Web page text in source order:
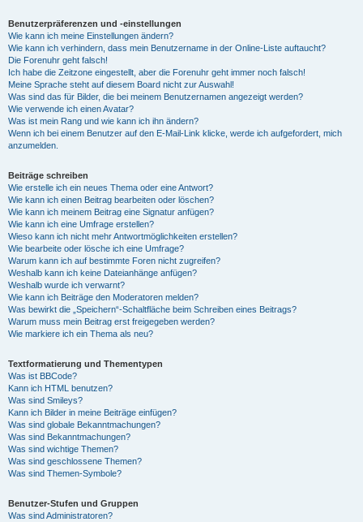
Benutzerpräferenzen und -einstellungen
Wie kann ich meine Einstellungen ändern?
Wie kann ich verhindern, dass mein Benutzername in der Online-Liste auftaucht?
Die Forenuhr geht falsch!
Ich habe die Zeitzone eingestellt, aber die Forenuhr geht immer noch falsch!
Meine Sprache steht auf diesem Board nicht zur Auswahl!
Was sind das für Bilder, die bei meinem Benutzernamen angezeigt werden?
Wie verwende ich einen Avatar?
Was ist mein Rang und wie kann ich ihn ändern?
Wenn ich bei einem Benutzer auf den E-Mail-Link klicke, werde ich aufgefordert, mich
anzumelden.
Beiträge schreiben
Wie erstelle ich ein neues Thema oder eine Antwort?
Wie kann ich einen Beitrag bearbeiten oder löschen?
Wie kann ich meinem Beitrag eine Signatur anfügen?
Wie kann ich eine Umfrage erstellen?
Wieso kann ich nicht mehr Antwortmöglichkeiten erstellen?
Wie bearbeite oder lösche ich eine Umfrage?
Warum kann ich auf bestimmte Foren nicht zugreifen?
Weshalb kann ich keine Dateianhänge anfügen?
Weshalb wurde ich verwarnt?
Wie kann ich Beiträge den Moderatoren melden?
Was bewirkt die „Speichern“-Schaltfläche beim Schreiben eines Beitrags?
Warum muss mein Beitrag erst freigegeben werden?
Wie markiere ich ein Thema als neu?
Textformatierung und Thementypen
Was ist BBCode?
Kann ich HTML benutzen?
Was sind Smileys?
Kann ich Bilder in meine Beiträge einfügen?
Was sind globale Bekanntmachungen?
Was sind Bekanntmachungen?
Was sind wichtige Themen?
Was sind geschlossene Themen?
Was sind Themen-Symbole?
Benutzer-Stufen und Gruppen
Was sind Administratoren?